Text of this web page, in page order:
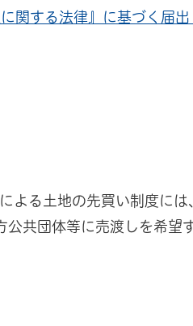
関する法律』に基づく届
よる土地の先買い制度に
共団体等に売渡しを希望